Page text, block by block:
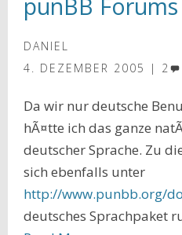
DANIEL
4. DEZEMBER 2005
2
Da wir nur deutsche
hÃ¤tte ich das ganze
deutscher Sprache. Zu
sich ebenfalls unter
http://www.punbb.org/
deutsches Sprachpaket